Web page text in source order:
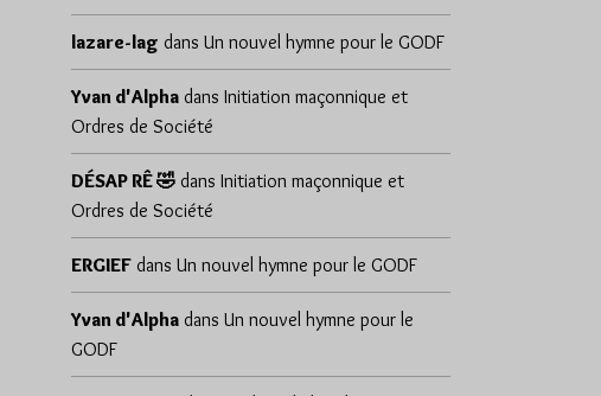
lazare-lag dans Un nouvel hymne pour le GODF
Yvan d'Alpha dans Initiation maçonnique et
Ordres de Société
DÉSAP RÊ 🤣 dans Initiation maçonnique et
Ordres de Société
ERGIEF dans Un nouvel hymne pour le GODF
Yvan d'Alpha dans Un nouvel hymne pour le
GODF